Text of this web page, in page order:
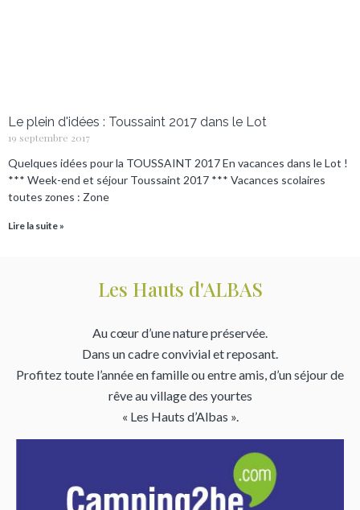
Le plein d'idées : Toussaint 2017 dans le Lot
19 septembre 2017
Quelques idées pour la TOUSSAINT 2017 En vacances dans le Lot !
*** Week-end et séjour Toussaint 2017 *** Vacances scolaires
toutes zones : Zone
Lire la suite »
Les Hauts d'ALBAS
Au cœur d’une nature préservée.
Dans un cadre convivial et reposant.
Profitez toute l’année en famille ou entre amis, d’un séjour de
rêve au village des yourtes
« Les Hauts d’Albas ».